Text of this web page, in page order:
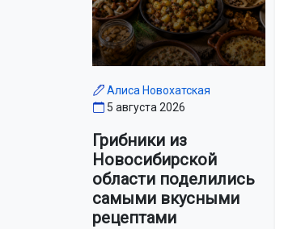
Алиса Новохатская
5 августа 2026
Грибники из
Новосибирской
области поделились
самыми вкусными
рецептами